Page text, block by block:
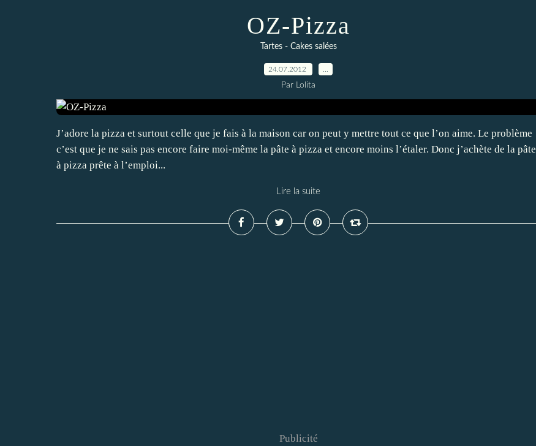
OZ-Pizza
Tartes - Cakes salées
24.07.2012
Par Lolita
J’adore la pizza et surtout celle que je fais à la maison car on peut y mettre tout ce que l’on aime. Le problème
c’est que je ne sais pas encore faire moi-même la pâte à pizza et encore moins l’étaler. Donc j’achète de la pâte
à pizza prête à l’emploi...
Lire la suite
Publicité